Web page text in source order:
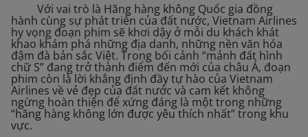
Với vai trò là Hãng hàng không Quốc gia đồng
hành cùng sự phát triển của đất nước, Vietnam Airlines
hy vọng đoạn phim sẽ khơi dậy ở mỗi du khách khát
khao khám phá những địa danh, những nền văn hóa
đậm đà bản sắc Việt. Trong bối cảnh “mảnh đất hình
chữ S” đang trở thành điểm đến mới của châu Á, đoạn
phim còn là lời khẳng định đầy tự hào của Vietnam
Airlines về vẻ đẹp của đất nước và cam kết không
ngừng hoàn thiện để xứng đáng là một trong những
“hãng hàng không lớn được yêu thích nhất” trong khu
vực.